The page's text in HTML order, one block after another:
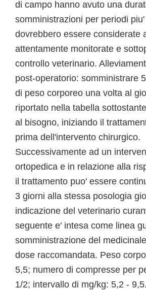
di campo hanno avuto una
somministrazioni per periodi
dovrebbero essere considerate
attentamente monitorate e
controllo veterinario.
post-operatorio: somministrare
di peso corporeo una volta al
riportato nella tabella
al bisogno, iniziando il
prima dell'intervento chirurgico.
Successivamente ad un
ortopedica e in relazione alla
il trattamento puo' essere
3 giorni alla stessa posologia
indicazione del veterinario
seguente e' intesa come linea
somministrazione del
dose raccomandata. Peso
5,5; numero di compresse per
1/2; intervallo di mg/kg: 5,2 -